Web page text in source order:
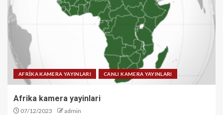
AFRİKA KAMERA YAYINLARI CANLI KAMERA YAYINLARI
Afrika kamera yayinlari
07/12/2023 admin